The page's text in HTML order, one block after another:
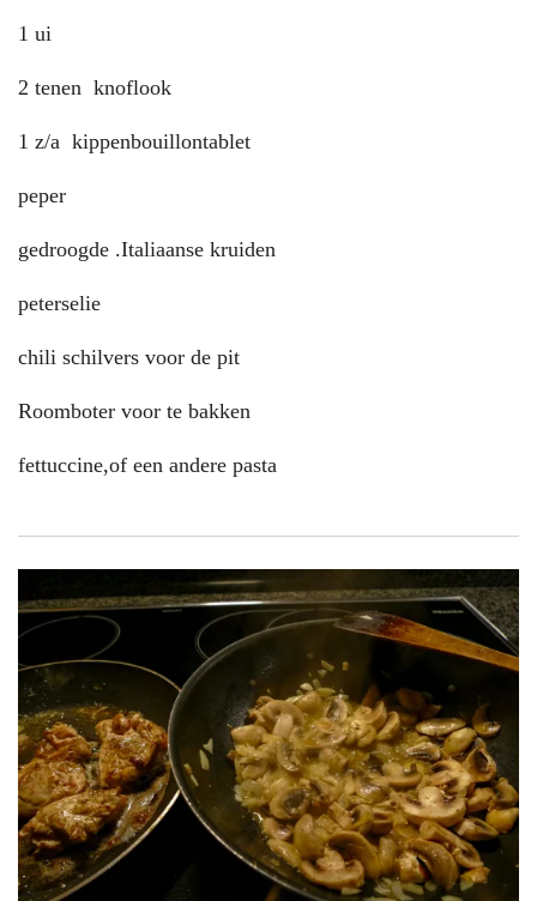
1 ui
2 tenen knoflook
1 z/a kippenbouillontablet
peper
gedroogde .Italiaanse kruiden
peterselie
chili schilvers voor de pit
Roomboter voor te bakken
fettuccine,of een andere pasta